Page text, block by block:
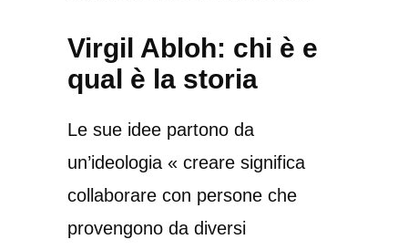
Virgil Abloh: chi è e
qual è la storia
Le sue idee partono da
un’ideologia « creare significa
collaborare con persone che
provengono da diversi